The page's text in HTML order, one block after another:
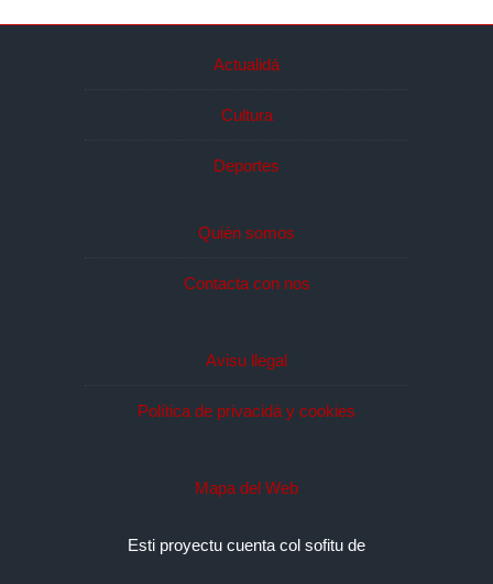
Actualidá
Cultura
Deportes
Quién somos
Contacta con nos
Avisu llegal
Política de privacidá y cookies
Mapa del Web
Esti proyectu cuenta col sofitu de